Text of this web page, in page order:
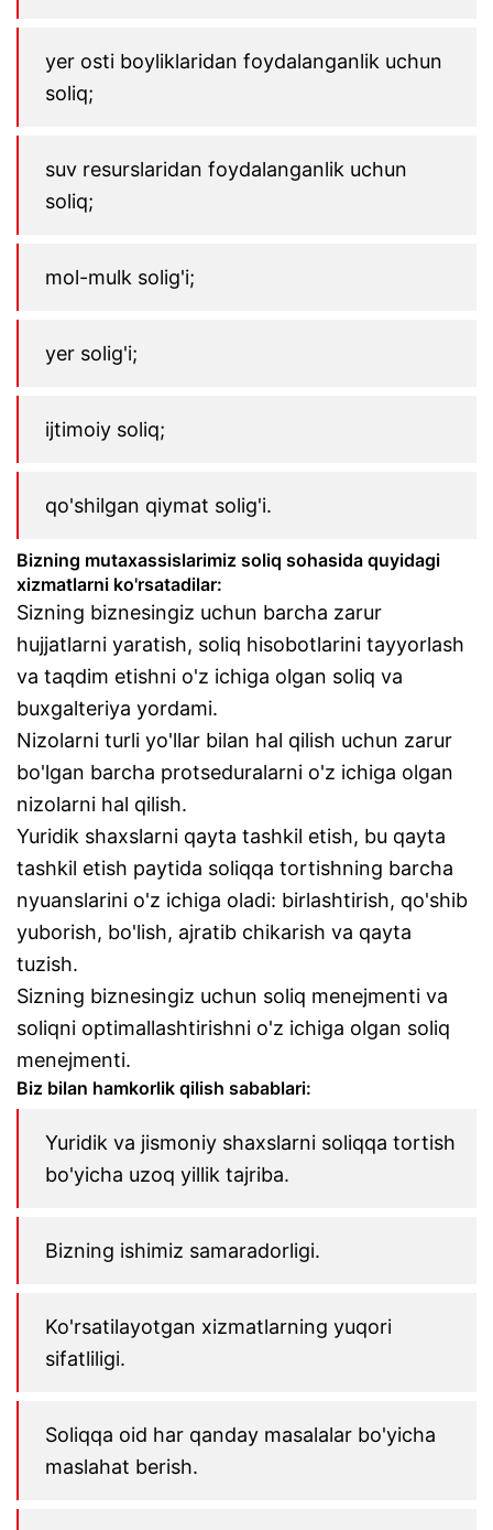
yer osti boyliklaridan foydalanganlik uchun
soliq;
suv resurslaridan foydalanganlik uchun
soliq;
mol-mulk solig'i;
yer solig'i;
ijtimoiy soliq;
qo'shilgan qiymat solig'i.
Bizning mutaxassislarimiz soliq sohasida quyidagi
xizmatlarni ko'rsatadilar:
Sizning biznesingiz uchun barcha zarur
hujjatlarni yaratish, soliq hisobotlarini tayyorlash
va taqdim etishni o'z ichiga olgan soliq va
buxgalteriya yordami.
Nizolarni turli yo'llar bilan hal qilish uchun zarur
bo'lgan barcha protseduralarni o'z ichiga olgan
nizolarni hal qilish.
Yuridik shaxslarni qayta tashkil etish, bu qayta
tashkil etish paytida soliqqa tortishning barcha
nyuanslarini o'z ichiga oladi: birlashtirish, qo'shib
yuborish, bo'lish, ajratib chikarish va qayta
tuzish.
Sizning biznesingiz uchun soliq menejmenti va
soliqni optimallashtirishni o'z ichiga olgan soliq
menejmenti.
Biz bilan hamkorlik qilish sabablari:
Yuridik va jismoniy shaxslarni soliqqa tortish
bo'yicha uzoq yillik tajriba.
Bizning ishimiz samaradorligi.
Ko'rsatilayotgan xizmatlarning yuqori
sifatliligi.
Soliqqa oid har qanday masalalar bo'yicha
maslahat berish.